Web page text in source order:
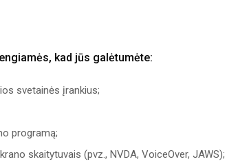
kad jūs galėtumėte:
svetainės įrankius;
programą;
skaitytuvais (pvz., NVDA, VoiceOver, JAWS);